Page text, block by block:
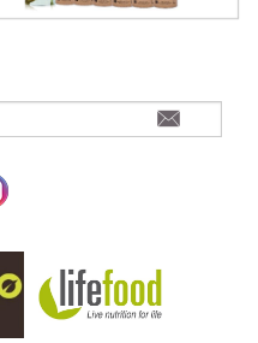
ENTRE PLAISIR ET